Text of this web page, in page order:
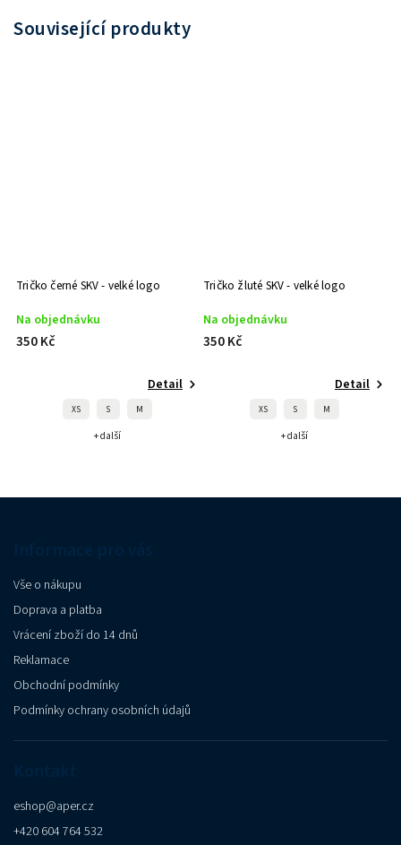
Související produkty
Tričko černé SKV - velké logo
Na objednávku
350 Kč
Detail
XS S M
+ další
Tričko žluté SKV - velké logo
Na objednávku
350 Kč
Detail
XS S M
+ další
Vše o nákupu
Doprava a platba
Vrácení zboží do 14 dnů
Reklamace
Obchodní podmínky
Podmínky ochrany osobních údajů
eshop@aper.cz
+420 604 764 532